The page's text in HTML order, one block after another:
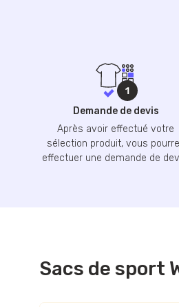
Demande de devis
Après avoir effectué votre
sélection produit, vous
effectuer une demande de
Sacs de sport